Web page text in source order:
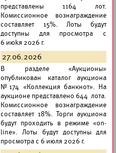
представлены 1164 лот.
Комиссионное вознаграждение
составляет 15%. Лоты будут
доступны для просмотра с
6 июkя 2026 г.
27.06.2026
В разделе «Аукционы»
опубликован каталог аукциона
№174 «Коллекция банкнот». На
аукционе представлено 644 лота.
Комиссионное вознаграждение
составляет 18%. Торги аукциона
будут проходить в режиме «on-
line». Лоты будут доступны для
просмотра с 6 июля 2026 г.